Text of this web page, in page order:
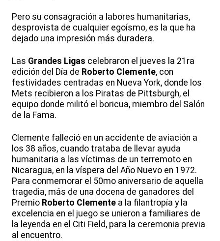
Pero su consagración a labores humanitarias,
desprovista de cualquier egoísmo, es la que ha
dejado una impresión más duradera.
Las Grandes Ligas celebraron el jueves la 21ra
edición del Día de Roberto Clemente, con
festividades centradas en Nueva York, donde los
Mets recibieron a los Piratas de Pittsburgh, el
equipo donde militó el boricua, miembro del Salón
de la Fama.
Clemente falleció en un accidente de aviación a
los 38 años, cuando trataba de llevar ayuda
humanitaria a las víctimas de un terremoto en
Nicaragua, en la víspera del Año Nuevo en 1972.
Para conmemorar el 50mo aniversario de aquella
tragedia, más de una docena de ganadores del
Premio Roberto Clemente a la filantropía y la
excelencia en el juego se unieron a familiares de
la leyenda en el Citi Field, para la ceremonia previa
al encuentro.